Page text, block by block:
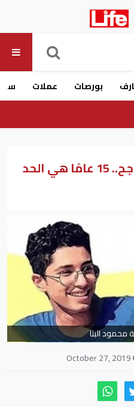
بورصات عملات
ما الحكم في قضية راجح.. 15 عامًا هي الحد
البنا